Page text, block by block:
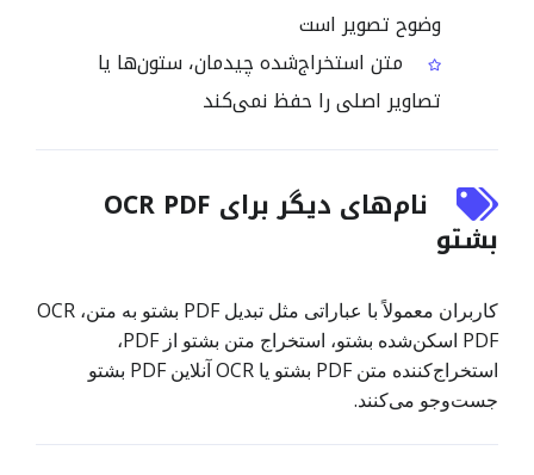
وضوح تصویر است
متن استخراج‌شده چیدمان، ستون‌ها یا
تصاویر اصلی را حفظ نمی‌کند
نام‌های دیگر برای OCR PDF
بشتو
کاربران معمولاً با عباراتی مثل تبدیل PDF بشتو به متن، OCR
PDF اسکن‌شده بشتو، استخراج متن بشتو از PDF،
استخراج‌کننده متن PDF بشتو یا OCR آنلاین PDF بشتو
جست‌وجو می‌کنند.